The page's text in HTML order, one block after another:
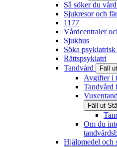
Så söker du
Sjukresor och
1177
Vårdcentraler
Sjukhus
Söka psykiatrisk
Rättspsykiatri
Tandvård
Fäll ut
Avgifter i
Tandvård
Fäll ut
Om du
Hjälpmedel och